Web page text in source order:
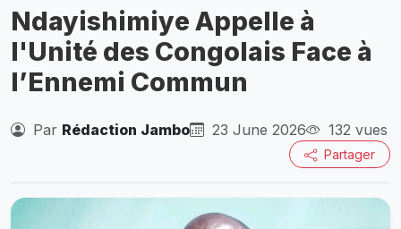
Ndayishimiye Appelle à
l'Unité des Congolais Face à
l’Ennemi Commun
Par Rédaction Jambo 23 June 2026 132 vues
Partager